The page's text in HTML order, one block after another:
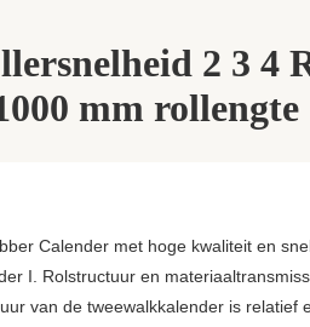
2 3 4
mm rollengte
Calender met hoge kwaliteit en
I. Rolstructuur en
van de tweewalkkalender is relatief